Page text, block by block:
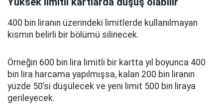
400 bin liranın üzerindeki limitlerde kullanılmayan
kısmın belirli bir bölümü silinecek.
Örneğin 600 bin lira limitli bir kartta yıl boyunca 400
bin lira harcama yapılmışsa, kalan 200 bin liranın
yüzde 50’si düşülecek ve yeni limit 500 bin liraya
gerileyecek.